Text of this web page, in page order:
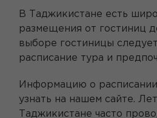
В Таджикистане есть
размещения от гостиниц
выборе гостиницы
расписание тура и
Информацию о
узнать на нашем сайте.
Таджикистане часто